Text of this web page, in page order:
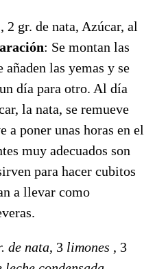
2 gr. de nata, Azúcar, al
: Se montan las
añaden las yemas y se
día para otro. Al día
la nata, se remueve
a poner unas horas en el
muy adecuados son
para hacer cubitos
a llevar como
de nata, 3 limones , 3